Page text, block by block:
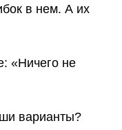
в нем. А их
«Ничего не
варианты?